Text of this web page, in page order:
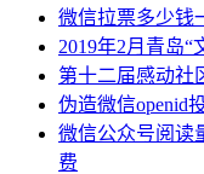
微信拉票多少钱
2019年2月青岛“
第十二届感动社
伪造微信openid
微信公众号阅读
费